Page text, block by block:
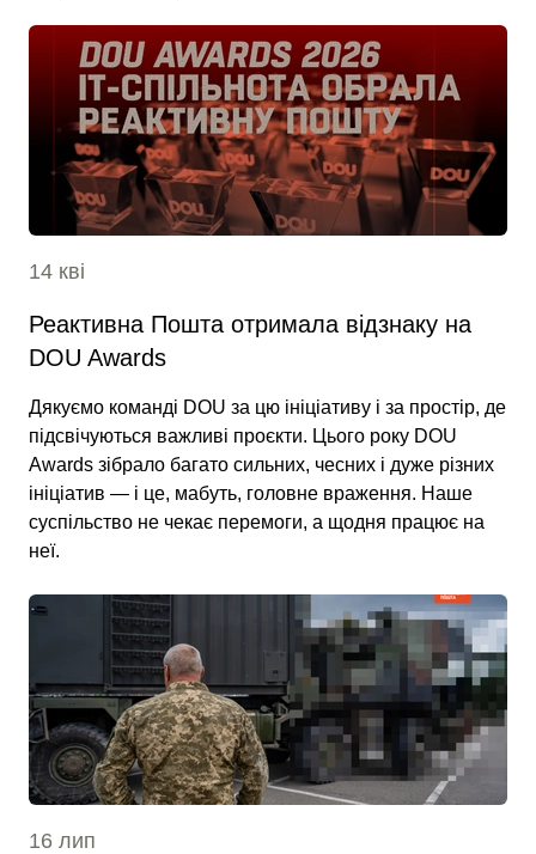
14 кві
Реактивна Пошта отримала відзнаку на
DOU Awards
Дякуємо команді DOU за цю ініціативу і за простір, де
підсвічуються важливі проєкти. Цього року DOU
Awards зібрало багато сильних, чесних і дуже різних
ініціатив — і це, мабуть, головне враження. Наше
суспільство не чекає перемоги, а щодня працює на
неї.
16 лип